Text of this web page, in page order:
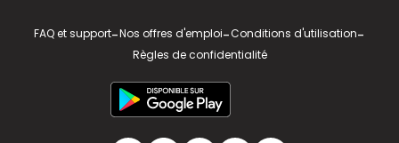
FAQ et support-Nos offres d'emploi-Conditions d'utilisation-
Règles de confidentialité